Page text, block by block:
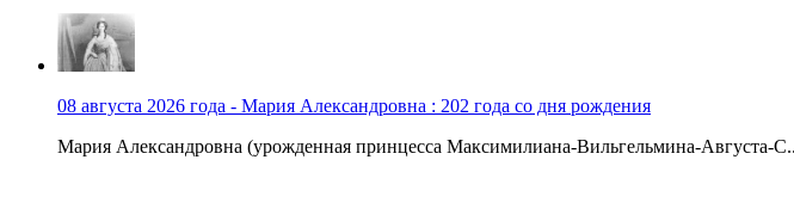
08 августа 2026 года - Мария Александровна : 202 года со дня рождения
Мария Александровна (урожденная принцесса Максимилиана-Вильгельмина-Августа-